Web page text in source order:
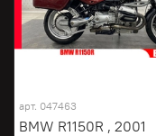
арт. 047463
BMW R1150R , 2001